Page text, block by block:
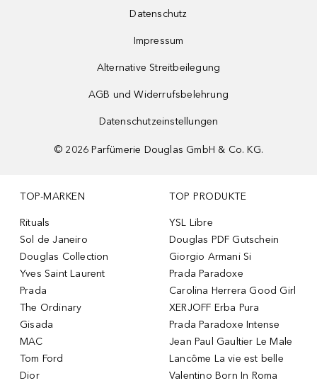
Datenschutz
Impressum
Alternative Streitbeilegung
AGB und Widerrufsbelehrung
Datenschutzeinstellungen
© 2026 Parfümerie Douglas GmbH & Co. KG.
TOP-MARKEN
Rituals
Sol de Janeiro
Douglas Collection
Yves Saint Laurent
Prada
The Ordinary
Gisada
MAC
Tom Ford
Dior
TOP PRODUKTE
YSL Libre
Douglas PDF Gutschein
Giorgio Armani Si
Prada Paradoxe
Carolina Herrera Good Girl
XERJOFF Erba Pura
Prada Paradoxe Intense
Jean Paul Gaultier Le Male
Lancôme La vie est belle
Valentino Born In Roma